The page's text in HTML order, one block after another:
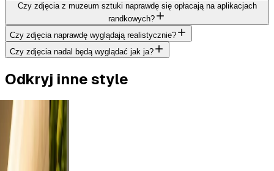
Czy zdjęcia z muzeum sztuki naprawdę się opłacają na aplikacjach
randkowych?
Czy zdjęcia naprawdę wyglądają realistycznie?
Czy zdjęcia nadal będą wyglądać jak ja?
Odkryj inne style
a